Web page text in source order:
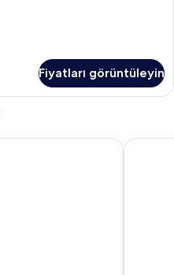
Fiyatları görüntüleyin
Hilton